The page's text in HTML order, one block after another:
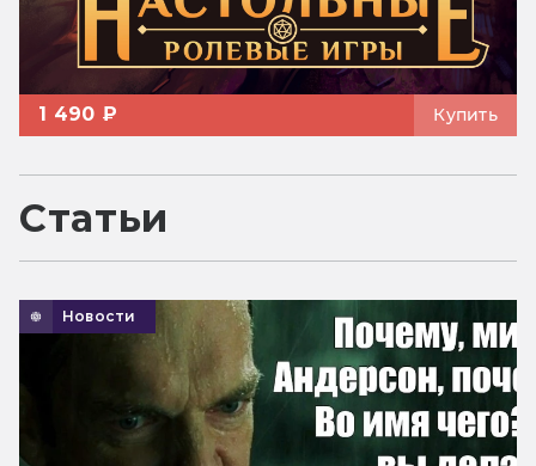
1 490 ₽ Купить
Статьи
Новости